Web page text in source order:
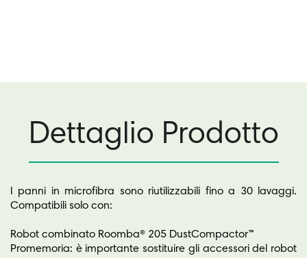
Dettaglio Prodotto
I panni in microfibra sono riutilizzabili fino a 30 lavaggi.
Compatibili solo con:
Robot combinato Roomba® 205 DustCompactor™
Promemoria: è importante sostituire gli accessori del robot